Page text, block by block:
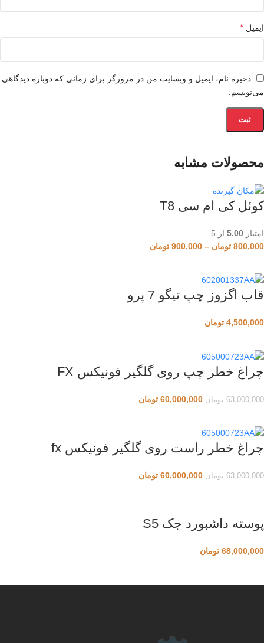
ایمیل *
ذخیره نام، ایمیل و وبسایت من در مرورگر برای زمانی که دوباره دیدگاهی
می‌نویسم.
محصولات مشابه
کوئل کی ام سی T8
امتیاز 5.00 از 5
800,000 تومان –
900,000 تومان
قاب اگزوز چپ تیگو 7 پرو
4,500,000 تومان
چراغ خطر چپ روی گلگیر فونیکس FX
63,000,000 تومان 60,000,000 تومان
چراغ خطر راست روی گلگیر فونیکس fx
63,000,000 تومان 60,000,000 تومان
پوسته داشبورد جک S5
68,000,000 تومان